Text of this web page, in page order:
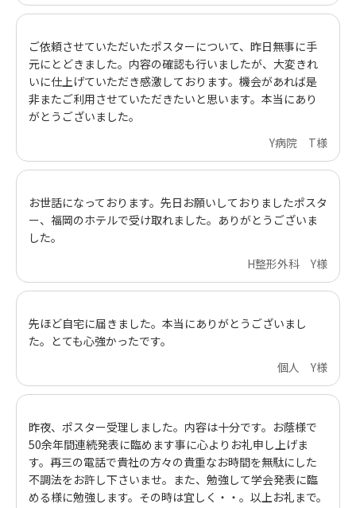
ご依頼させていただいたポスターについて、昨日無事に手
元にとどきました。内容の確認も行いましたが、大変きれ
いに仕上げていただき感激しております。機会があれば是
非またご利用させていただきたいと思います。本当にあり
がとうございました。
Y病院 T様
お世話になっております。先日お願いしておりましたポスタ
ー、福岡のホテルで受け取れました。ありがとうございま
した。
H整形外科 Y様
先ほど自宅に届きました。本当にありがとうございまし
た。とても心強かったです。
個人 Y様
昨夜、ポスター受理しました。内容は十分です。お蔭様で
50余年間連続発表に臨めます事に心よりお礼申し上げま
す。再三の電話で貴社の方々の貴重なお時間を無駄にした
不調法をお許し下さいませ。また、勉強して学会発表に臨
める様に勉強します。その時は宜しく・・。以上お礼まで。